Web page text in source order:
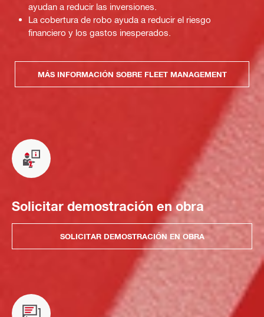
ayudan a reducir las inversiones.
La cobertura de robo ayuda a reducir el riesgo
financiero y los gastos inesperados.
MÁS INFORMACIÓN SOBRE FLEET MANAGEMENT
Solicitar demostración en obra
SOLICITAR DEMOSTRACIÓN EN OBRA